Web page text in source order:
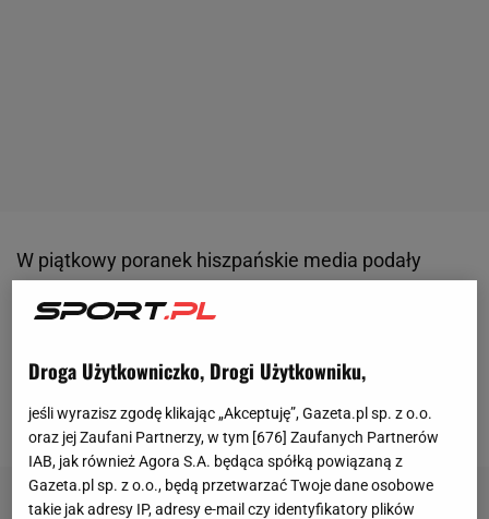
W piątkowy poranek hiszpańskie media podały
Vilanova znalazł się w szpitalu w stanie ciężkim.
poprzednipiątekz problemami gastrologicznymi, ale
po przebadaniu wypuszczono go do domu.
Droga Użytkowniczko, Drogi Użytkowniku,
jeśli wyrazisz zgodę klikając „Akceptuję”, Gazeta.pl sp. z o.o.
oraz jej Zaufani Partnerzy, w tym [676] Zaufanych Partnerów
IAB, jak również Agora S.A. będąca spółką powiązaną z
Gazeta.pl sp. z o.o., będą przetwarzać Twoje dane osobowe
takie jak adresy IP, adresy e-mail czy identyfikatory plików